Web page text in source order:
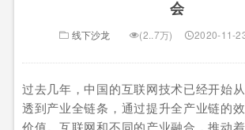
会
线下沙龙 (2..7万) 2020-11-
过去几年，中国的互联网技术已经开始
透到产业全链条，通过提升全产业链的
价值。互联网和不同的产业融合，推动